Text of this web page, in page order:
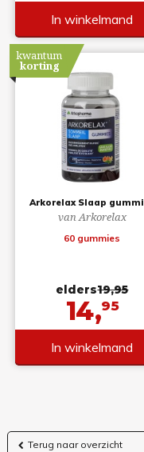
In winkelmand
Arkorelax Slaap
van Arkorelax
60 gummies
kwantum
korting
elders19,95
14,95
In winkelmand
Terug naar overzicht